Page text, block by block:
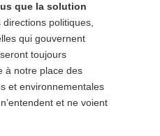
que la solution
directions politiques,
qui gouvernent
toujours
à notre place des
et environnementales
et ne voient